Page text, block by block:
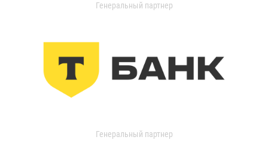
Генеральный партнер
Генеральный партнер